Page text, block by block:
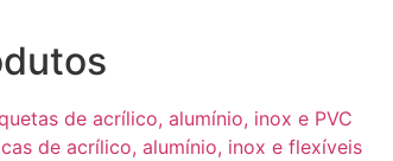
de acrílico, alumínio, inox e PVC
de acrílico, alumínio, inox e flexíveis